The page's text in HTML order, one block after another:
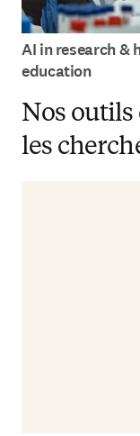
AI in research &
education
Nos outils
les